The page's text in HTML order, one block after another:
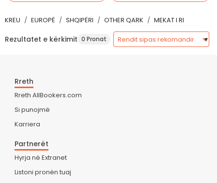
KREU EUROPË SHQIPËRI OTHER QARK MEKAT I RI
Rezultatet e kërkimit 0 Pronat
Rreth
Rreth AllBookers.com
Si punojmë
Karriera
Partnerët
Hyrja në Extranet
Listoni pronën tuaj